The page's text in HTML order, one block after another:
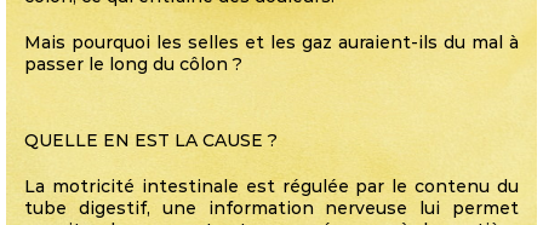
Mais pourquoi les selles et les gaz auraient-ils du mal à
passer le long du côlon ?
QUELLE EN EST LA CAUSE ?
La motricité intestinale est régulée par le contenu du
tube digestif, une information nerveuse lui permet